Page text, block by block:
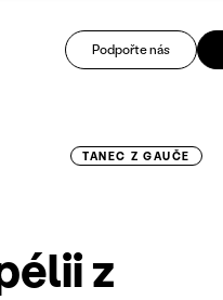
Podpořte nás
TANEC Z GAUČE
z